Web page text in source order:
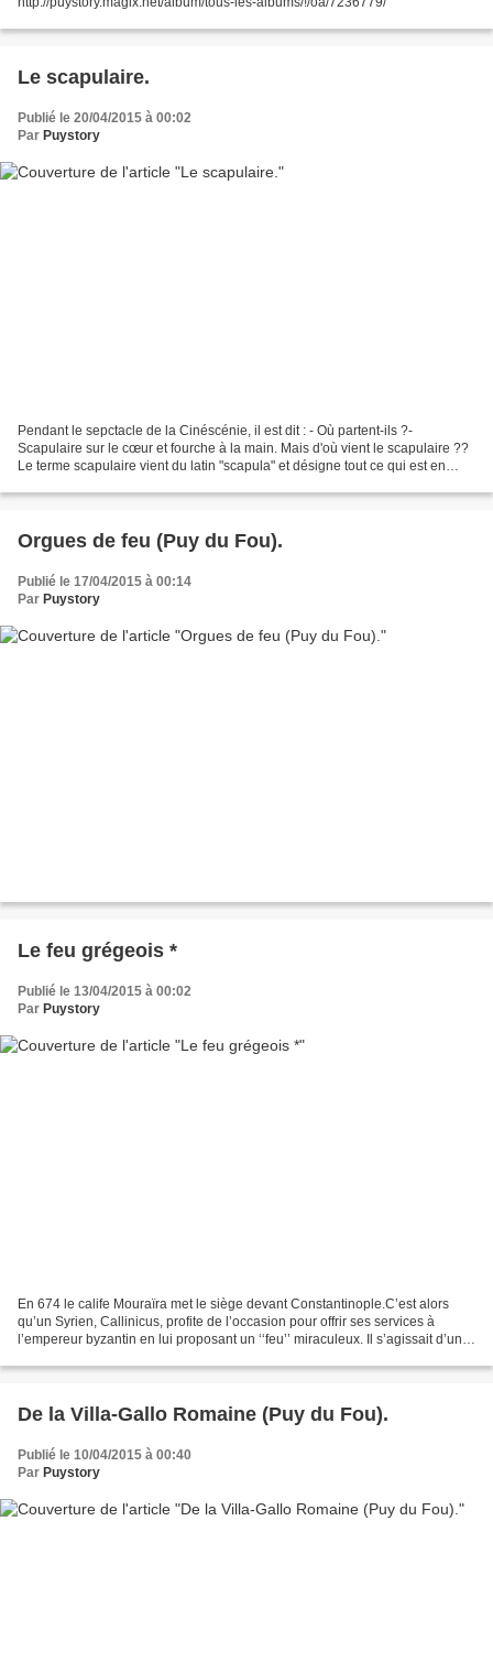
Le scapulaire.
Publié le 20/04/2015 à 00:02
Par Puystory
Pendant le sepctacle de la Cinéscénie, il est dit : - Où partent-ils ?-
Scapulaire sur le cœur et fourche à la main. Mais d'où vient le scapulaire ??
Le terme scapulaire vient du latin "scapula" et désigne tout ce qui est en
Orgues de feu (Puy du Fou).
Publié le 17/04/2015 à 00:14
Par Puystory
Le feu grégeois *
Publié le 13/04/2015 à 00:02
Par Puystory
En 674 le calife Mouraïra met le siège devant Constantinople.C’est alors
qu’un Syrien, Callinicus, profite de l’occasion pour offrir ses services à
l’empereur byzantin en lui proposant un ‘‘feu’’ miraculeux. Il s’agissait d’un
De la Villa-Gallo Romaine (Puy du Fou).
Publié le 10/04/2015 à 00:40
Par Puystory